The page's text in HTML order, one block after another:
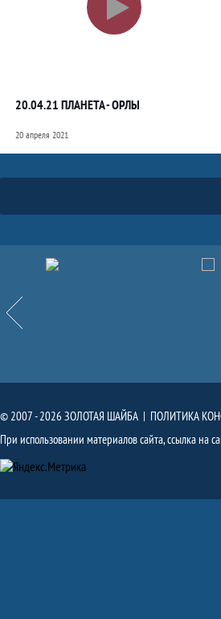
20.04.21 ПЛАНЕТА - ОРЛЫ
20 апреля 2021
Назад
Партнёры
© 2007 - 2026 ЗОЛОТАЯ ШАЙБА | ПОЛИТИКА
При использовании материалов сайта, ссылка на